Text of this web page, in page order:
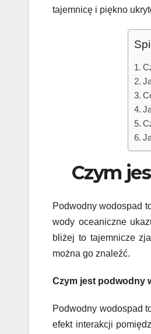
tajemnicę i piękno
Czym
Podwodny wodospad
wody oceaniczne
bliżej to tajemnicze
można go znaleźć.
Czym jest podwodny
Podwodny wodospad
efekt interakcji